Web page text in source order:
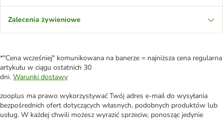
Zalecenia żywieniowe
*"Cena wcześniej" komunikowana na banerze = najniższa cena regularna
artykułu w ciągu ostatnich 30
dni. Warunki dostawy
zooplus ma prawo wykorzystywać Twój adres e-mail do wysyłania
bezpośrednich ofert dotyczących własnych, podobnych produktów lub
usług. W każdej chwili możesz wyrazić sprzeciw, ponosząc jedynie